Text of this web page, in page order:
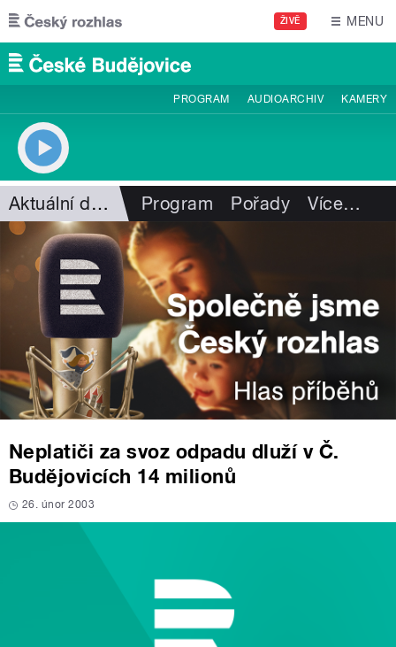
Přejít k hlavnímu obsahu
ŽIVĚ MENU
PROGRAM AUDIOARCHIV KAMERY
Aktuální dění Program Pořady Více…
Neplatiči za svoz odpadu dluží v Č.
Budějovicích 14 milionů
26. únor 2003